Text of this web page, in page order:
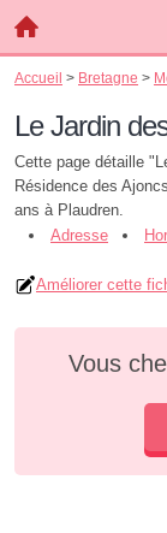
Accueil > Bretagne >
Le Jardin
Cette page détaille
Résidence des
ans à Plaudren.
Adresse
Améliorer cette
Vous